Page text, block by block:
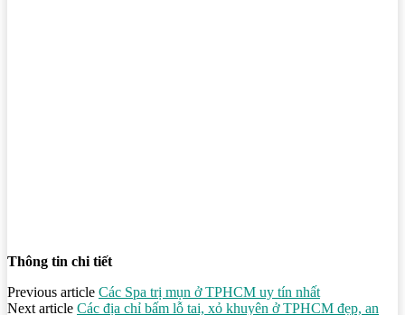
Thông tin chi tiết
Previous article Các Spa trị mụn ở TPHCM uy tín nhất
Next article Các địa chỉ bấm lỗ tai, xỏ khuyên ở TPHCM đẹp, an